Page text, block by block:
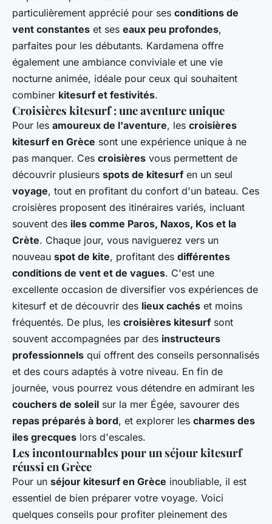
particulièrement apprécié pour ses conditions de
vent constantes et ses eaux peu profondes,
parfaites pour les débutants. Kardamena offre
également une ambiance conviviale et une vie
nocturne animée, idéale pour ceux qui souhaitent
combiner kitesurf et festivités.
Croisières kitesurf : une aventure unique
Pour les amoureux de l'aventure, les croisières
kitesurf en Grèce sont une expérience unique à ne
pas manquer. Ces croisières vous permettent de
découvrir plusieurs spots de kitesurf en un seul
voyage, tout en profitant du confort d'un bateau. Ces
croisières proposent des itinéraires variés, incluant
souvent des iles comme Paros, Naxos, Kos et la
Crète. Chaque jour, vous naviguerez vers un
nouveau spot de kite, profitant des différentes
conditions de vent et de vagues. C'est une
excellente occasion de diversifier vos expériences de
kitesurf et de découvrir des lieux cachés et moins
fréquentés. De plus, les croisières kitesurf sont
souvent accompagnées par des instructeurs
professionnels qui offrent des conseils personnalisés
et des cours adaptés à votre niveau. En fin de
journée, vous pourrez vous détendre en admirant les
couchers de soleil sur la mer Égée, savourer des
repas préparés à bord, et explorer les charmes des
iles grecques lors d'escales.
Les incontournables pour un séjour kitesurf
réussi en Grèce
Pour un séjour kitesurf en Grèce inoubliable, il est
essentiel de bien préparer votre voyage. Voici
quelques conseils pour profiter pleinement des